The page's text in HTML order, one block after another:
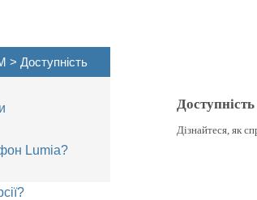
Доступність
Дізнайтеся, як
> Доступність
Lumia?